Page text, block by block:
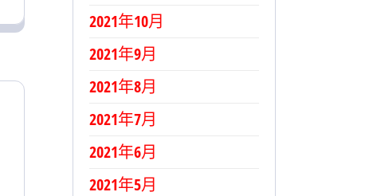
2021年10月
2021年9月
2021年8月
2021年7月
2021年6月
2021年5月